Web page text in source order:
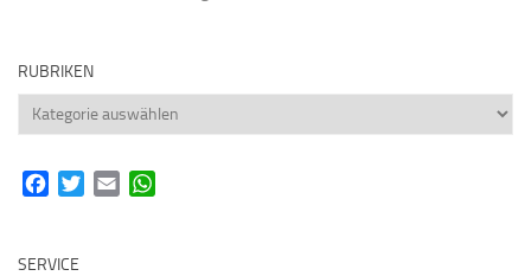
RUBRIKEN
Rubriken
FacebookTwitterEmail
SERVICE